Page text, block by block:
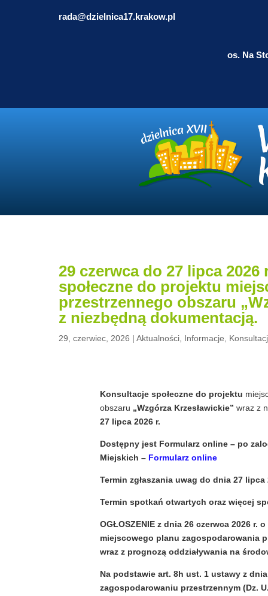
rada@dzielnica17.krakow.pl
os. Na
29 czerwca do 27 lipca
społeczne do projektu
przestrzennego obszaru
z niezbędną dokumentacją.
29, czerwiec, 2026 | Aktualności, Informacje,
Konsultacje społeczne do projektu
obszaru „Wzgórza Krzesławickie” wraz z
27 lipca 2026 r.
Dostępny jest Formularz online – po
Miejskich – Formularz online
Termin zgłaszania uwag do dnia 27 lipca
Termin spotkań otwartych oraz więcej
OGŁOSZENIE z dnia 26 czerwca 2026
miejscowego planu zagospodarowania
wraz z prognozą oddziaływania na
Na podstawie art. 8h ust. 1 ustawy z
zagospodarowaniu przestrzennym (Dz.